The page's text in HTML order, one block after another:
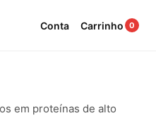
Conta Carrinho 0
em proteínas de alto